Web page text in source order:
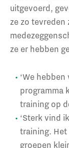
uitgevoerd,
ze zo tevreden
ze er hebben
‘We
programma
training op
‘Sterk vind
training. Het
groepen